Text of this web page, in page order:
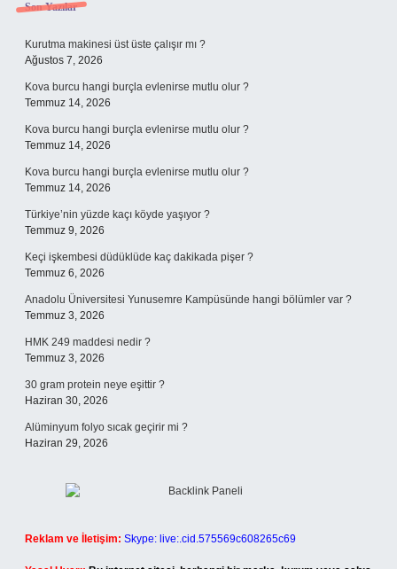
Sidebar
Son Yazılar
Kurutma makinesi üst üste çalışır mı ?
Ağustos 7, 2026
Kova burcu hangi burçla evlenirse mutlu olur ?
Temmuz 14, 2026
Kova burcu hangi burçla evlenirse mutlu olur ?
Temmuz 14, 2026
Kova burcu hangi burçla evlenirse mutlu olur ?
Temmuz 14, 2026
Türkiye’nin yüzde kaçı köyde yaşıyor ?
Temmuz 9, 2026
Keçi işkembesi düdüklüde kaç dakikada pişer ?
Temmuz 6, 2026
Anadolu Üniversitesi Yunusemre Kampüsünde hangi bölümler var ?
Temmuz 3, 2026
HMK 249 maddesi nedir ?
Temmuz 3, 2026
30 gram protein neye eşittir ?
Haziran 30, 2026
Alüminyum folyo sıcak geçirir mi ?
Haziran 29, 2026
Reklam ve İletişim: Skype: live:.cid.575569c608265c69